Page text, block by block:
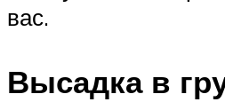
вас.
Высадка в